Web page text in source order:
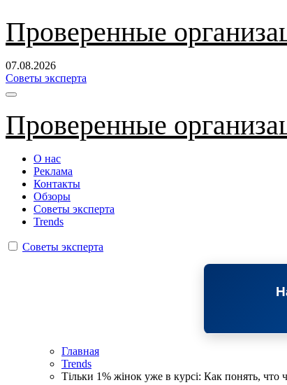
Перейти
содержанию
Проверенные
07.08.2026
Советы эксперта
Проверенные
О нас
Реклама
Контакты
Обзоры
Советы эксперта
Trends
Советы эксперта
Главная
Trends
Тільки 1% жінок уже в курсі: Как понять, что